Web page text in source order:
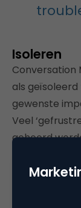
Isoleren
Conversation
als
gewenste
Veel
gehoord
traag gaan
isoleren. Op
spiraal. De